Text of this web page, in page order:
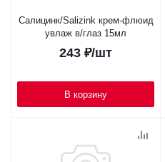
Салицинк/Salizink крем-флюид
увлаж в/глаз 15мл
243 ₽/шт
В корзину